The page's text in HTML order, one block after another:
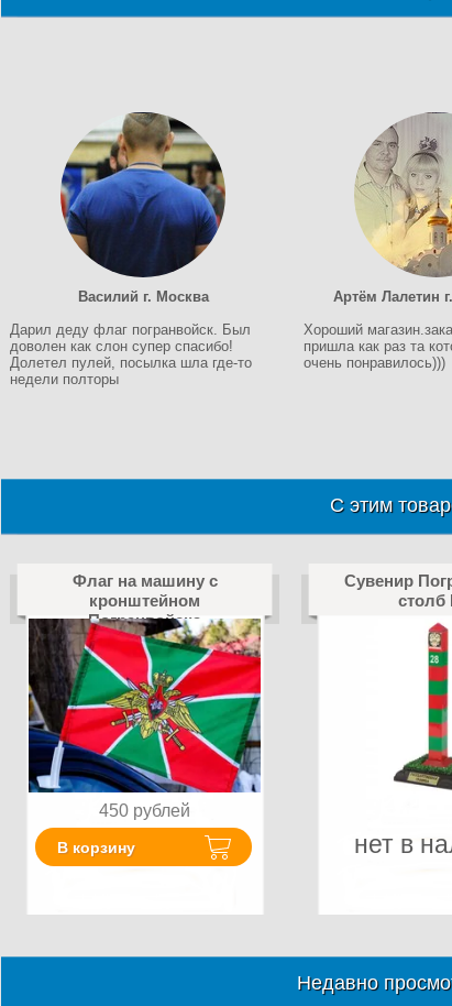
Василий г. Москва
Дарил деду флаг погранвойск. Был
доволен как слон супер спасибо!
Долетел пулей, посылка шла где-то
недели полторы
Артём Лалетин
Хороший
пришла как раз та
очень понравилось)))
С этим
Флаг на машину с
кронштейном
Погранвойска
450 рублей
В корзину
Сувенир
нет в
Недавно